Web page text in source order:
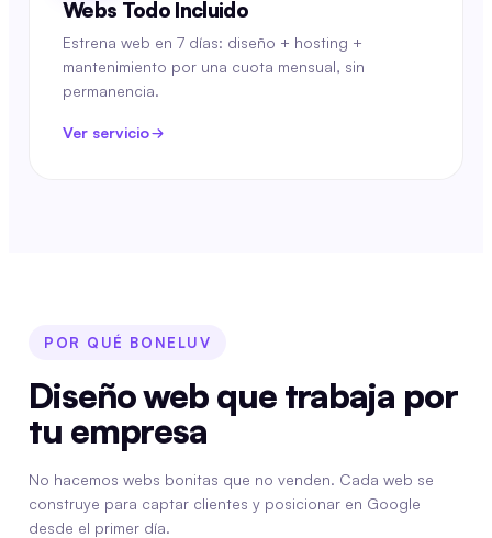
Webs Todo Incluido
Estrena web en 7 días: diseño + hosting +
mantenimiento por una cuota mensual, sin
permanencia.
Ver servicio
POR QUÉ BONELUV
Diseño web que trabaja por
tu empresa
No hacemos webs bonitas que no venden. Cada web se
construye para captar clientes y posicionar en Google
desde el primer día.